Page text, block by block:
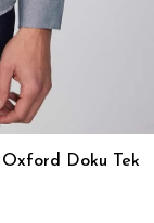
Doku Tek